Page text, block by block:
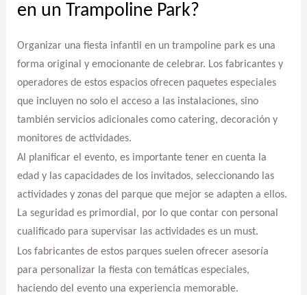
en un Trampoline Park?
Organizar una fiesta infantil en un trampoline park es una
forma original y emocionante de celebrar. Los fabricantes y
operadores de estos espacios ofrecen paquetes especiales
que incluyen no solo el acceso a las instalaciones, sino
también servicios adicionales como catering, decoración y
monitores de actividades.
Al planificar el evento, es importante tener en cuenta la
edad y las capacidades de los invitados, seleccionando las
actividades y zonas del parque que mejor se adapten a ellos.
La seguridad es primordial, por lo que contar con personal
cualificado para supervisar las actividades es un must.
Los fabricantes de estos parques suelen ofrecer asesoría
para personalizar la fiesta con temáticas especiales,
haciendo del evento una experiencia memorable.